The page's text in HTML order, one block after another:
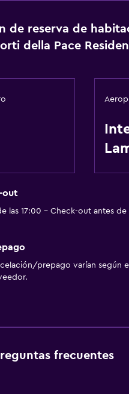
de reserva de
della Pace
out
las 17:00 - Check-out antes de
prepago varían según
frecuentes